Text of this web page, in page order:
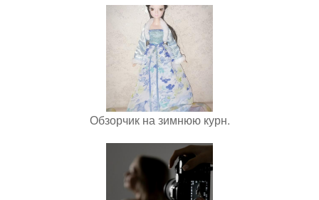
Обзорчик на зимнюю курн.